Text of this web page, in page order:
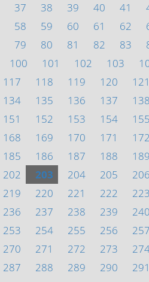
37 38 39 40 41
58 59 60 61 62
79 80 81 82 83
100 101 102 103
117 118 119 120 121
134 135 136 137 138
151 152 153 154 155
168 169 170 171 172
185 186 187 188 189
202 203 204 205 206
219 220 221 222 223
236 237 238 239 240
253 254 255 256 257
270 271 272 273
287 288 289 290 291